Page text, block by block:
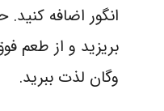
انگور اضافه
بریزید و از طعم
وگان لذت ببرید.